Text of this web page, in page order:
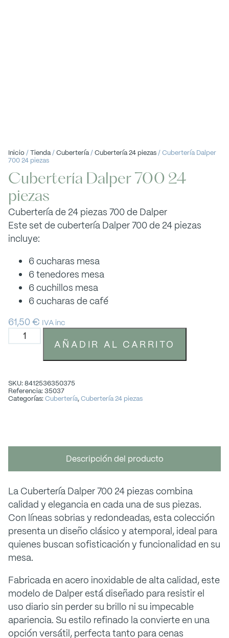
Inicio/Tienda/Cubertería/Cubertería 24 piezas/ Cubertería Dalper
700 24 piezas
Cubertería Dalper 700 24
piezas
Cubertería de 24 piezas 700 de Dalper
Este set de cubertería Dalper 700 de 24 piezas
incluye:
6 cucharas mesa
6 tenedores mesa
6 cuchillos mesa
6 cucharas de café
61,50€ IVA inc
AÑADIR AL CARRITO
SKU: 8412536350375
Referencia: 35037
Categorías: Cubertería,Cubertería 24 piezas
Descripción del producto
La Cubertería Dalper 700 24 piezas combina
calidad y elegancia en cada una de sus piezas.
Con líneas sobrias y redondeadas, esta colección
presenta un diseño clásico y atemporal, ideal para
quienes buscan sofisticación y funcionalidad en su
mesa.
Fabricada en acero inoxidable de alta calidad, este
modelo de Dalper está diseñado para resistir el
uso diario sin perder su brillo ni su impecable
apariencia. Su estilo refinado la convierte en una
opción versátil, perfecta tanto para cenas